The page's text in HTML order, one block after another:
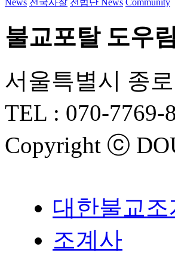
News 전국사찰 전법단 News Community
불교포탈 도우림
서울특별시 종
TEL : 070-7769-
Copyright ⓒ
대한불교조
조계사